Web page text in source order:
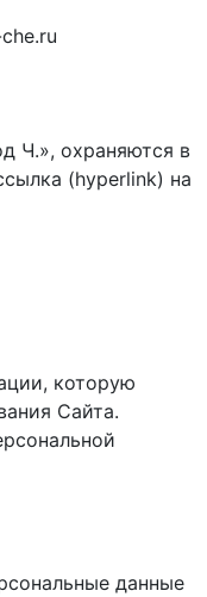
Ч.», охраняются в
(hyperlink) на
которую
Cайта.
данные